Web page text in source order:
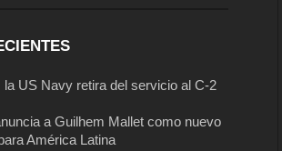
la US Navy retira del servicio al C-2
a Guilhem Mallet como nuevo
América Latina